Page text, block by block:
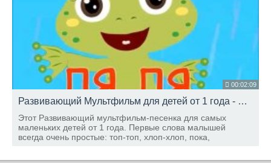
00:02:09
Развивающий Мультфильм для детей от 1 года - Малыш и Лягушонок - Детская Песенка
Этот Развивающий мультфильм-песенка для самых
маленьких детей от 1 года. Первые слова малышей
всегда очень простые: топ-топ, хлоп-хлоп, пока,